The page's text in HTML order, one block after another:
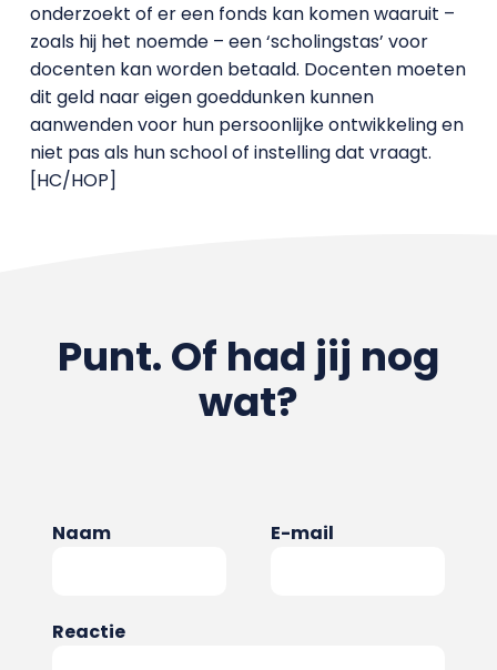
onderzoekt of er een fonds kan komen waaruit –
zoals hij het noemde – een ‘scholingstas’ voor
docenten kan worden betaald. Docenten moeten
dit geld naar eigen goeddunken kunnen
aanwenden voor hun persoonlijke ontwikkeling en
niet pas als hun school of instelling dat vraagt.
[HC/HOP]
Punt. Of had jij nog
wat?
Naam E-mail
Reactie